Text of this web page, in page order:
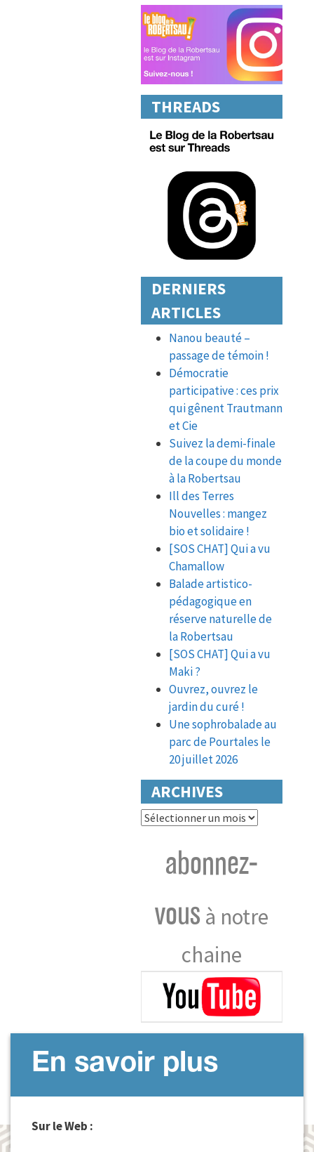
THREADS
DERNIERS
ARTICLES
Nanou beauté –
passage de témoin !
Démocratie
participative : ces prix
qui gênent Trautmann
et Cie
Suivez la demi-finale
de la coupe du monde
à la Robertsau
Ill des Terres
Nouvelles : mangez
bio et solidaire !
[SOS CHAT] Qui a vu
Chamallow
Balade artistico-
pédagogique en
réserve naturelle de
la Robertsau
[SOS CHAT] Qui a vu
Maki ?
Ouvrez, ouvrez le
jardin du curé !
Une sophrobalade au
parc de Pourtales le
20 juillet 2026
ARCHIVES
Archives
abonnez-
vous à notre
chaine
En savoir plus
Sur le Web :